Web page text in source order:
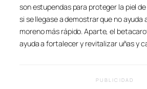
son estupendas para proteger la piel
si se llegase a demostrar que no ayuda
moreno más rápido. Aparte, el
ayuda a fortalecer y revitalizar uñas y
PUBLICIDAD